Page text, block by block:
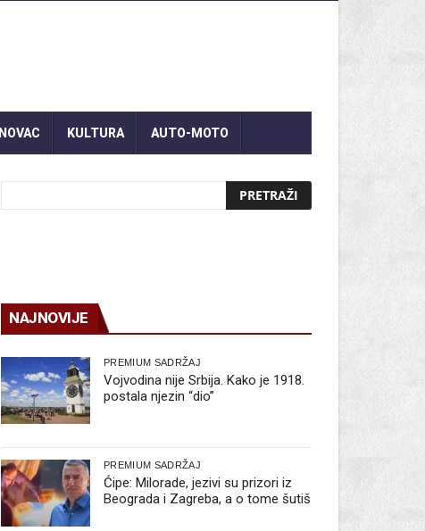
NOVAC KULTURA AUTO-MOTO
NAJNOVIJE
PREMIUM SADRŽAJ
Vojvodina nije Srbija. Kako je 1918.
postala njezin “dio”
PREMIUM SADRŽAJ
Ćipe: Milorade, jezivi su prizori iz
Beograda i Zagreba, a o tome šutiš